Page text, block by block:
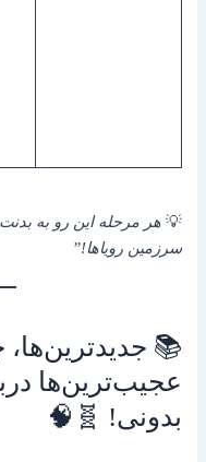
💡هر مرحله این رو به
سرزمین رویاها!”
📚
عجیب‌ترین‌ها
بدونی! 🧬🧠